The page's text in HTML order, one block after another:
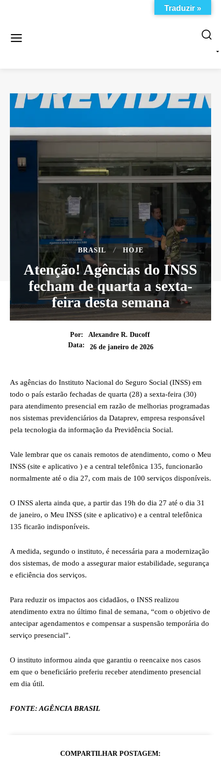
BRASIL HOJE
Atenção! Agências do INSS
fecham de quarta a sexta-
feira desta semana
Por:
Alexandre R. Ducoff
Data:
26 de janeiro de 2026
As agências do Instituto Nacional do Seguro Social (INSS) em
todo o país estarão fechadas de quarta (28) a sexta-feira (30)
para atendimento presencial em razão de melhorias programadas
nos sistemas previdenciários da Dataprev, empresa responsável
pela tecnologia da informação da Previdência Social.
Vale lembrar que os canais remotos de atendimento, como o Meu
INSS (site e aplicativo ) e a central telefônica 135, funcionarão
normalmente até o dia 27, com mais de 100 serviços disponíveis.
O INSS alerta ainda que, a partir das 19h do dia 27 até o dia 31
de janeiro, o Meu INSS (site e aplicativo) e a central telefônica
135 ficarão indisponíveis.
A medida, segundo o instituto, é necessária para a modernização
dos sistemas, de modo a assegurar maior estabilidade, segurança
e eficiência dos serviços.
Para reduzir os impactos aos cidadãos, o INSS realizou
atendimento extra no último final de semana, “com o objetivo de
antecipar agendamentos e compensar a suspensão temporária do
serviço presencial”.
O instituto informou ainda que garantiu o reencaixe nos casos
em que o beneficiário preferiu receber atendimento presencial
em dia útil.
FONTE: AGÊNCIA BRASIL
COMPARTILHAR POSTAGEM:
Traduzir »